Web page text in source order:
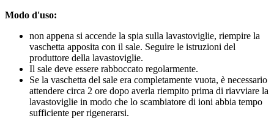
Modo d'uso:
non appena si accende la spia sulla lavastoviglie, riempire la
vaschetta apposita con il sale. Seguire le istruzioni del
produttore della lavastoviglie.
Il sale deve essere rabboccato regolarmente.
Se la vaschetta del sale era completamente vuota, è necessario
attendere circa 2 ore dopo averla riempito prima di riavviare la
lavastoviglie in modo che lo scambiatore di ioni abbia tempo
sufficiente per rigenerarsi.